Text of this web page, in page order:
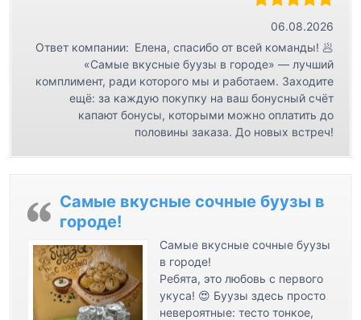
06.08.2026
Ответ компании: Елена, спасибо от всей команды! 🥟
«Самые вкусные буузы в городе» — лучший
комплимент, ради которого мы и работаем. Заходите
ещё: за каждую покупку на ваш бонусный счёт
капают бонусы, которыми можно оплатить до
половины заказа. До новых встреч!
Самые вкусные сочные буузы в
городе!
Самые вкусные сочные буузы
в городе!
Ребята, это любовь с первого
укуса! 😍 Буузы здесь просто
невероятные: тесто тонкое,